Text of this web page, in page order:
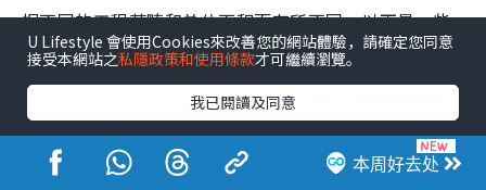
据不同的工程范畴和单位面积而有所不同，以下是一些
常见的价格范围（只供参考）：
价格范围
包含内
本周好去处
U Lifestyle 會使用Cookies來改善您的網站體驗，請確定您同意
接受本網站之私隱政策和使用條款才可繼續瀏覽。
我已閱讀及同意